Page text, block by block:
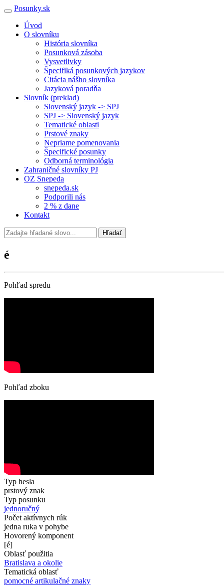
Posunky.sk
Úvod
O slovníku
História slovníka
Posunková zásoba
Vysvetlivky
Špecifiká posunkových jazykov
Citácia nášho slovníka
Jazyková poradňa
Slovník (preklad)
Slovenský jazyk -> SPJ
SPJ -> Slovenský jazyk
Tematické oblasti
Prstové znaky
Nepriame pomenovania
Špecifické posunky
Odborná terminológia
Zahraničné slovníky PJ
OZ Snepeda
snepeda.sk
Podporili nás
2 % z dane
Kontakt
Hľadať
é
Pohľad spredu
Pohľad zboku
Typ hesla
prstový znak
Typ posunku
jednoručný
Počet aktívnych rúk
jedna ruka v pohybe
Hovorený komponent
[é]
Oblasť použitia
Bratislava a okolie
Tematická oblasť
pomocné artikulačné znaky